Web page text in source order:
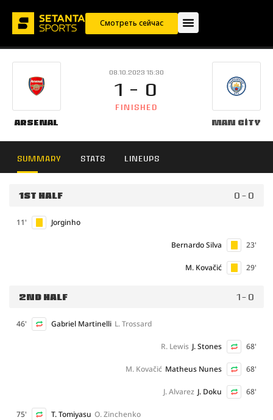
Смотреть сейчас
Arsenal
08.10.2023 15:30
1 - 0
FINISHED
Man City
SUMMARY STATS LINEUPS
1ST HALF 0 - 0
11' Jorginho
23'
Bernardo Silva
29'
M. Kovačić
2ND HALF 1 - 0
46' Gabriel Martinelli L. Trossard
68'
J. Stones
R. Lewis
68'
Matheus Nunes
M. Kovačić
68'
J. Doku
J. Alvarez
75' T. Tomiyasu O. Zinchenko